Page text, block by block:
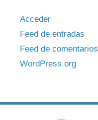
Acceder
Feed de entradas
Feed de comentarios
WordPress.org